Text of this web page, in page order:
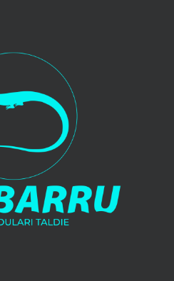
Hasiera
Ganbarru
Ganbarrukide
Txirrindulari
Irteerak